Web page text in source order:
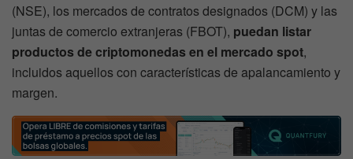
(NSE), los mercados de contratos designados (DCM) y las
juntas de comercio extranjeras (FBOT), puedan listar
productos de criptomonedas en el mercado spot,
incluidos aquellos con características de apalancamiento y
margen.